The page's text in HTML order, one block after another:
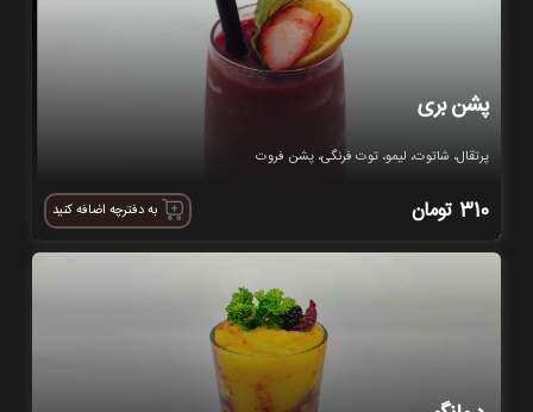
پشن بری
پرتقال، شاتوت، لیمو، توت فرنگی، پشن فروت
310 تومان به دفترچه اضافه کنید